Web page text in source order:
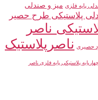
پایه فلزی میز و صندلی
پلاستیکی طرح حصیر
ناصر
حصیری ناصرپلاستیک
چهارپایه پلاستیکی پایه فلزی ناصر